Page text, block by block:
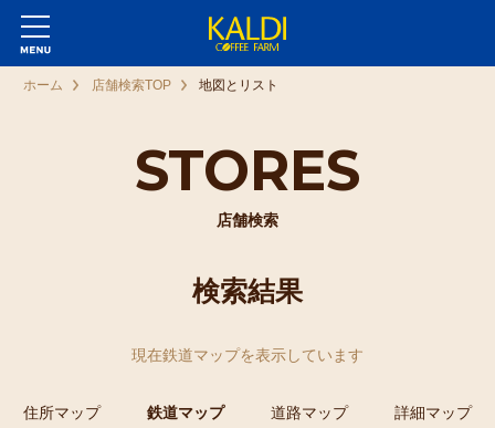
STORES
店舗検索
ホーム 店舗検索TOP 地図とリスト
検索結果
現在鉄道マップを表示しています
住所マップ 鉄道マップ 道路マップ 詳細マップ